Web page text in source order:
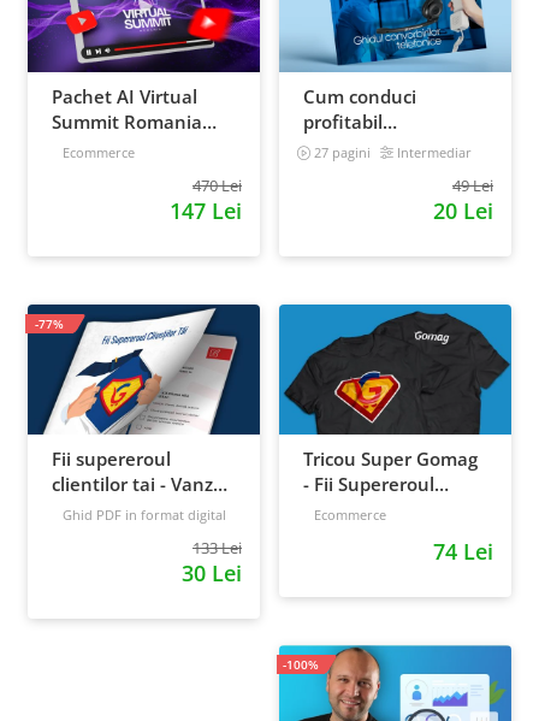
Pachet AI Virtual
Summit Romania
2026: inregistrari +
Ecommerce
470 Lei
147 Lei
Cum conduci
profitabil
convorbirile
27 pagini Intermediar
49 Lei
20 Lei
Fii supereroul
clientilor tai - Vanzari
pe pilot automat
Ghid PDF in format digital
133 Lei
30 Lei
-77%
Tricou Super Gomag
- Fii Supereroul
Clientilor Tai
Ecommerce
74 Lei
-100%